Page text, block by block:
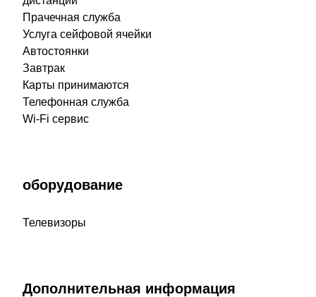
Прачечная служба
Услуга сейфовой ячейки
Автостоянки
Завтрак
Карты принимаются
Телефонная служба
Wi-Fi сервис
оборудование
Телевизоры
Дополнительная информация